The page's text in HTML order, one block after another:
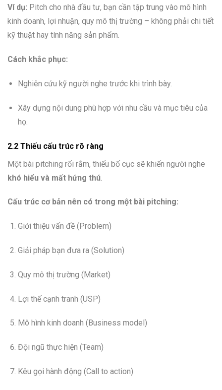
Ví dụ: Pitch cho nhà đầu tư, bạn cần tập trung vào mô hình
kinh doanh, lợi nhuận, quy mô thị trường – không phải chi tiết
kỹ thuật hay tính năng sản phẩm.
Cách khắc phục:
Nghiên cứu kỹ người nghe trước khi trình bày.
Xây dựng nội dung phù hợp với nhu cầu và mục tiêu của
họ.
2.2 Thiếu cấu trúc rõ ràng
Một bài pitching rối rắm, thiếu bố cục sẽ khiến người nghe
khó hiểu và mất hứng thú
Cấu trúc cơ bản nên có trong một bài pitching:
Giới thiệu vấn đề (Problem)
Giải pháp bạn đưa ra (Solution)
Quy mô thị trường (Market)
Lợi thế cạnh tranh (USP)
Mô hình kinh doanh (Business model)
Đội ngũ thực hiện (Team)
Kêu gọi hành động (Call to action)